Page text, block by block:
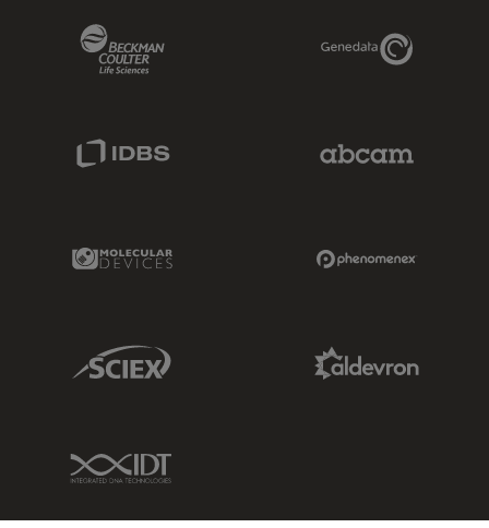
Genedata Link
Molecular Devices Link
Sciex Link
IDT Link